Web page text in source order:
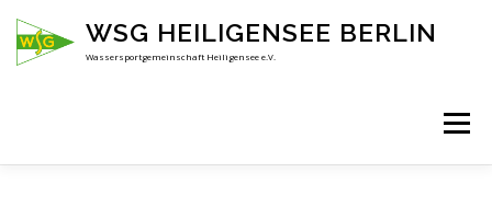
Inhalt
springen
WSG HEILIGENSEE BERLIN
Wassersportgemeinschaft Heiligensee e.V.
Menü